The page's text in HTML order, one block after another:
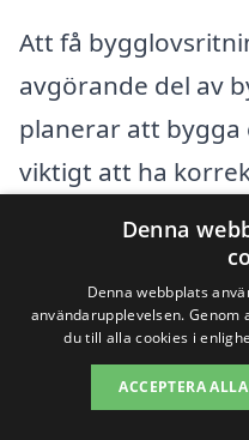
Att få
avgörande del av
planerar att
viktigt att ha
lokala krav. Om
Venjan, finns det
där du kan söka
flera offerter från
Denna
Denna webbplats
användarupplevelsen.
du till alla cookies i
ACCEPTERA ALLA